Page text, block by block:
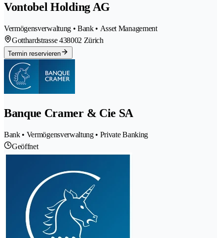
Vontobel Holding AG
Vermögensverwaltung • Bank • Asset Management
Gotthardstrasse 438002 Zürich
Termin reservieren
Banque Cramer & Cie SA
Bank • Vermögensverwaltung • Private Banking
Geöffnet